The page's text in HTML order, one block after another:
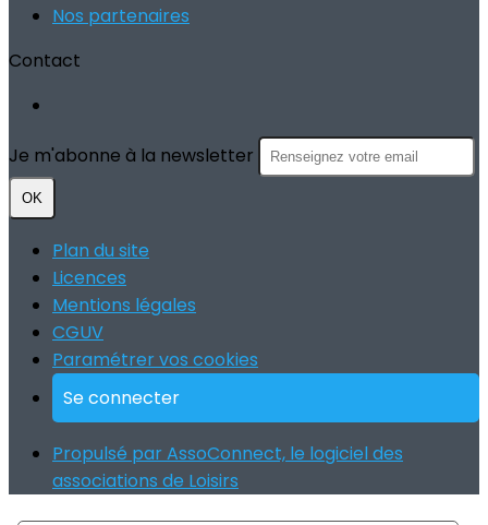
Nos partenaires
Contact
Je m'abonne à la newsletter
OK
Plan du site
Licences
Mentions légales
CGUV
Paramétrer vos cookies
Se connecter
Propulsé par AssoConnect, le logiciel des
associations de Loisirs